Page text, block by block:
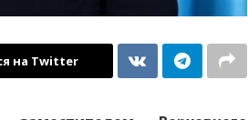
на Twitter